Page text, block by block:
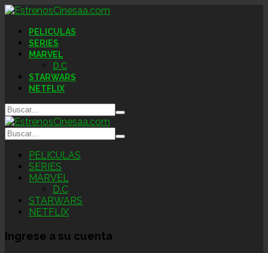
PELICULAS
SERIES
MARVEL
D.C
STARWARS
NETFLIX
PELICULAS
SERIES
MARVEL
D.C
STARWARS
NETFLIX
Ingrese a su cuenta